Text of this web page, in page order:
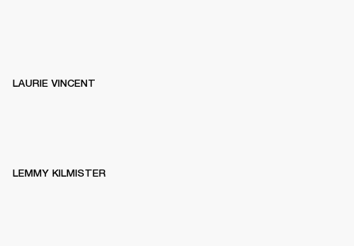
LAURIE VINCENT
LEMMY KILMISTER